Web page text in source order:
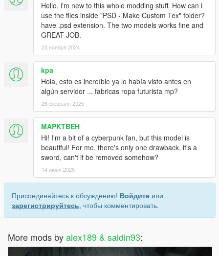
Hello, i'm new to this whole modding stuff. How can i
use the files inside "PSD - Make Custom Tex" folder?
have .psd extension. The two models works fine and
GREAT JOB.
23 ноября 2024
kpa
Hola, esto es increíble ya lo había visto antes en
algún servidor ... fabricas ropa futurista mp?
26 февраля 2025
MAPKTBEH
Hi! I'm a bit of a cyberpunk fan, but this model is
beautiful! For me, there's only one drawback, it's a
sword, can't it be removed somehow?
14 июня 2025
Присоединяйтесь к обсуждению! Войдите или
зарегистрируйтесь, чтобы комментировать.
More mods byalex189 & saldin93: